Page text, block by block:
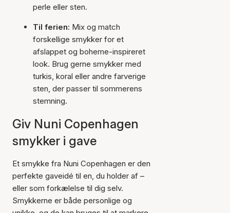
perle eller sten.
Til ferien: Mix og match
forskellige smykker for et
afslappet og boheme-inspireret
look. Brug gerne smykker med
turkis, koral eller andre farverige
sten, der passer til sommerens
stemning.
Giv Nuni Copenhagen
smykker i gave
Et smykke fra Nuni Copenhagen er den
perfekte gaveidé til en, du holder af –
eller som forkælelse til dig selv.
Smykkerne er både personlige og